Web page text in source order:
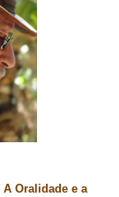
A Oralidade e a